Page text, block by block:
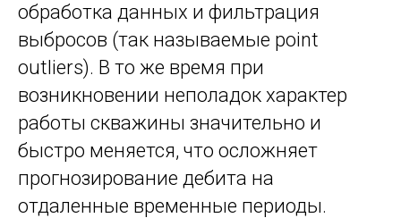
обработка данных и фильтрация
выбросов (так называемые point
outliers). В то же время при
возникновении неполадок характер
работы скважины значительно и
быстро меняется, что осложняет
прогнозирование дебита на
отдаленные временные периоды.